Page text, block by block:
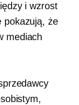
i wzrost
pokazują, że
mediach